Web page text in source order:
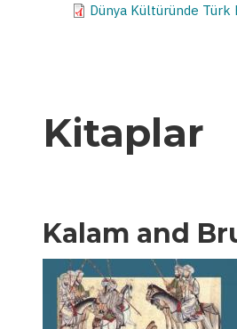
Dünya Kültüründe Türk
Kitaplar
Kalam and